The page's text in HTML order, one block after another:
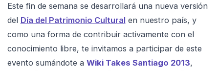
Este fin de semana se desarrollará una nueva versión
del Día del Patrimonio Cultural en nuestro país, y
como una forma de contribuir activamente con el
conocimiento libre, te invitamos a participar de este
evento sumándote a Wiki Takes Santiago 2013,